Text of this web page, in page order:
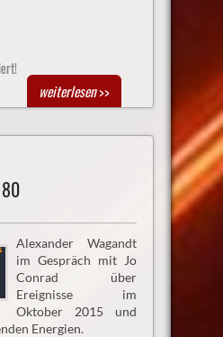
weiterlesen>>
Alexander Wagandt
im Gespräch mit Jo
Conrad über
Ereignisse im
Oktober 2015 und
Energien.